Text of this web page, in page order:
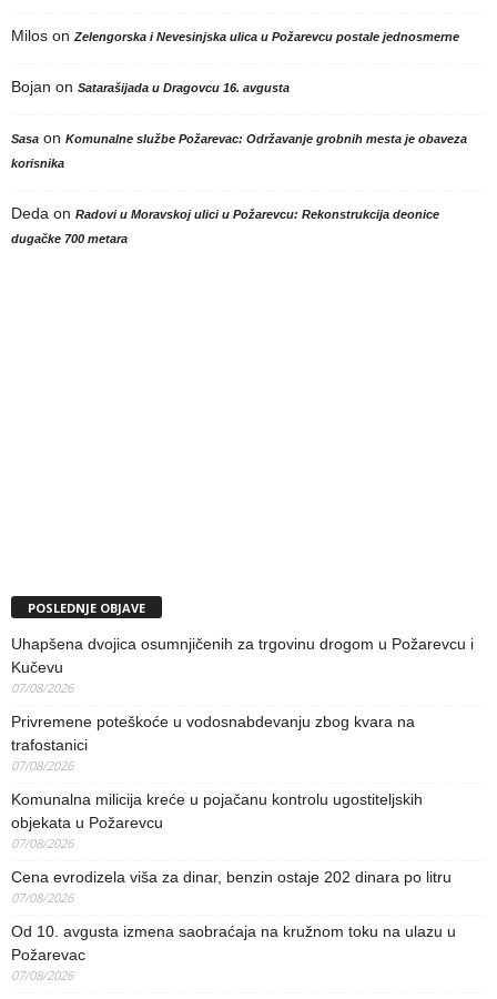
Milos on Zelengorska i Nevesinjska ulica u Požarevcu postale jednosmerne
Bojan on Satarašijada u Dragovcu 16. avgusta
Sasa on Komunalne službe Požarevac: Održavanje grobnih mesta je obaveza
korisnika
Deda on Radovi u Moravskoj ulici u Požarevcu: Rekonstrukcija deonice
dugačke 700 metara
POSLEDNJE OBJAVE
Uhapšena dvojica osumnjičenih za trgovinu drogom u Požarevcu i
Kučevu
07/08/2026
Privremene poteškoće u vodosnabdevanju zbog kvara na
trafostanici
07/08/2026
Komunalna milicija kreće u pojačanu kontrolu ugostiteljskih
objekata u Požarevcu
07/08/2026
Cena evrodizela viša za dinar, benzin ostaje 202 dinara po litru
07/08/2026
Od 10. avgusta izmena saobraćaja na kružnom toku na ulazu u
Požarevac
07/08/2026